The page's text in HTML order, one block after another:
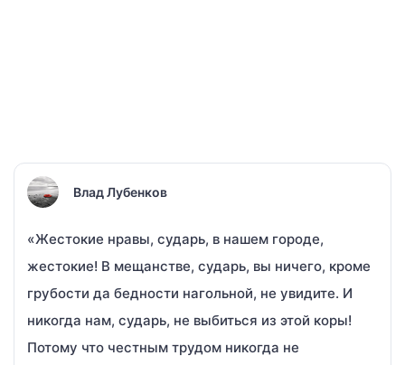
Влад Лубенков
«Жестокие нравы, сударь, в нашем городе,
жестокие! В мещанстве, сударь, вы ничего, кроме
грубости да бедности нагольной, не увидите. И
никогда нам, сударь, не выбиться из этой коры!
Потому что честным трудом никогда не